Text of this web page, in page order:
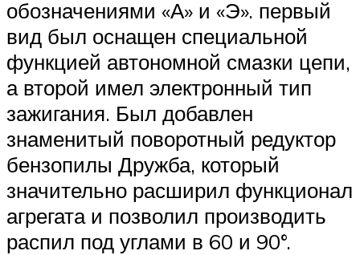
обозначениями «А» и «Э». первый
вид был оснащен специальной
функцией автономной смазки цепи,
а второй имел электронный тип
зажигания. Был добавлен
знаменитый поворотный редуктор
бензопилы Дружба, который
значительно расширил функционал
агрегата и позволил производить
распил под углами в 60 и 90°.